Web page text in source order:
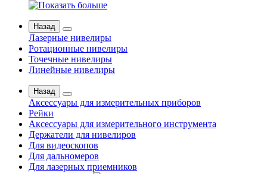
Назад
Лазерные нивелиры
Ротационные нивелиры
Точечные нивелиры
Линейные нивелиры
Назад
Аксессуары для измерительных приборов
Рейки
Аксессуары для измерительного инструмента
Держатели для нивелиров
Для видеоскопов
Для дальномеров
Для лазерных приемников